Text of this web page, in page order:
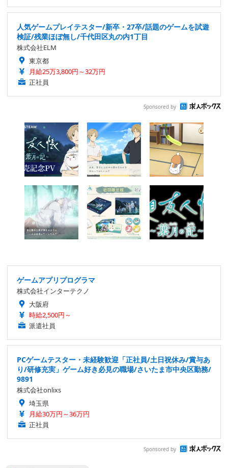
人気ゲームプレイテスター/新卒・27卒/話題のゲームを試遊
検証/残業ほぼ無し/千代田区丸の内1丁目
株式会社ELM
東京都
月給25万3,800円～32万円
正社員
Sponsored by
ゲームアプリプログラマ
株式会社インターテクノ
大阪府
時給2,500円～
派遣社員
PCゲームテスター・未経験歓迎「正社員/土日祝休み/賞与あ
り/研修充実」ゲーム好き必見の職場/さいたま市中央区勤務/
9891
株式会社onlixs
埼玉県
月給30万円～36万円
正社員
Sponsored by